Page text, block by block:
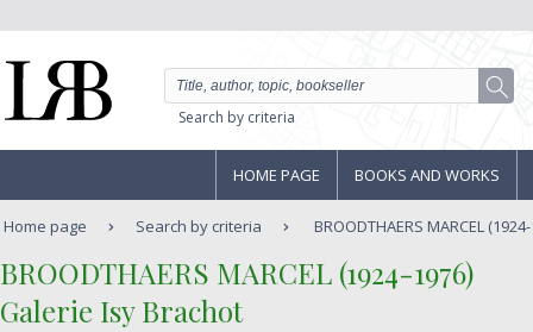
Search by criteria
HOME PAGE BOOKS AND WORKS
Home page Search by criteria BROODTHAERS MARCEL
‎BROODTHAERS MARCEL (1924-1976)‎
‎Galerie Isy Brachot‎